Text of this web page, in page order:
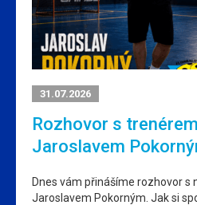
31.07.2026
Rozhovor s
Jaroslavem
Dnes vám přinášíme rozhovor
Jaroslavem Pokorným. Jak si